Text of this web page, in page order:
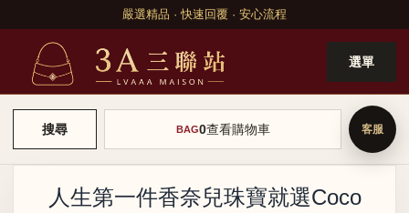
嚴選精品 · 快速回覆 · 安心流程
選單
搜尋 BAG0查看購物車
人生第一件香奈兒珠寶就選Coco